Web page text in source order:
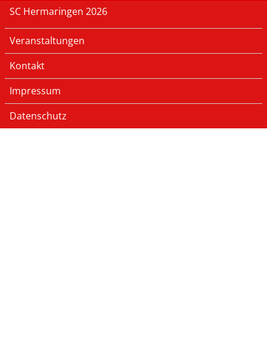
SC Hermaringen 2026
Veranstaltungen
Kontakt
Impressum
Datenschutz